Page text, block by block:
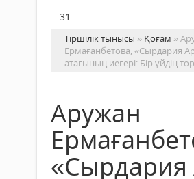
31
Тіршілік тынысы » Қоғам »
Ермағанбетова, «Сырдария
атағының иегері: Бір үйдің
Аружан
«Сырдария